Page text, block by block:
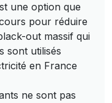
une option que
pour réduire
out massif qui
sont utilisés
en France
ne sont pas